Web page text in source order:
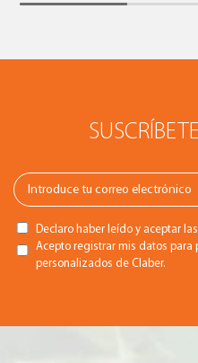
Declaro haber leído y aceptar las
Acepto registrar mis datos para
personalizados de Claber.